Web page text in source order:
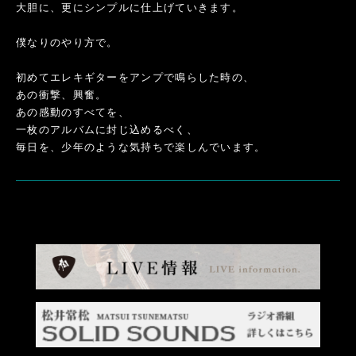
大胆に、更にシンプルに仕上げていきます。
僕なりのやり方で。
初めてエレキギターをアンプで鳴らした時の、
あの衝撃、興奮。
あの感動のすべてを、
一枚のアルバムに封じ込めるべく、
毎日を、少年のような気持ちで楽しんでいます。